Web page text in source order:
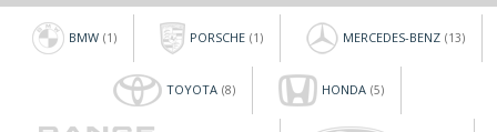
BMW (1) PORSCHE (1) MERCEDES-BENZ (13)
TOYOTA (8) HONDA (5)